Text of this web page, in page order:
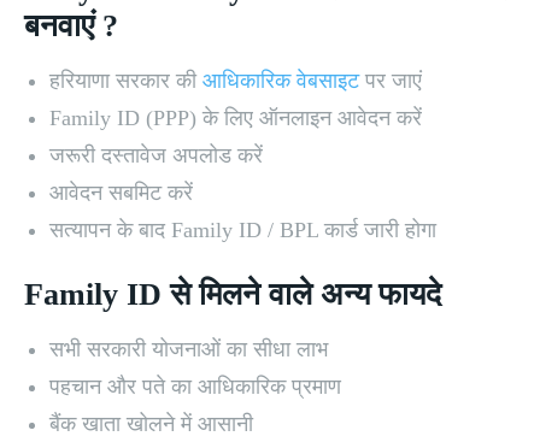
बनवाएं ?
हरियाणा सरकार की आधिकारिक वेबसाइटपर जाएं
Family ID (PPP) के लिए ऑनलाइन आवेदन करें
जरूरी दस्तावेज अपलोड करें
आवेदन सबमिट करें
सत्यापन के बाद Family ID / BPL कार्ड जारी होगा
Family ID से मिलने वाले अन्य फायदे
सभी सरकारी योजनाओं का सीधा लाभ
पहचान और पते का आधिकारिक प्रमाण
बैंक खाता खोलने में आसानी